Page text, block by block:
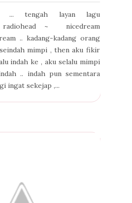
... tengah layan lagu
radiohead ~ nicedream
.. kadang-kadang orang
mimpi , then aku fikir
indah ke , aku selalu mimpi
.. indah pun sementara
ingat sekejap ,...